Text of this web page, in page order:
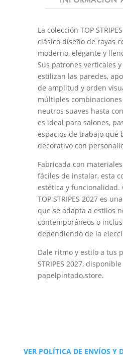
La colección TOP
clásico diseño de rayas
moderno, elegante y
Sus patrones verticales
estilizan las paredes,
de amplitud y orden
múltiples
neutros suaves hasta
es ideal para salones,
espacios de trabajo que
decorativo con
Fabricada con
fáciles de instalar, esta
estética y funcionalidad.
TOP STRIPES 2027 es
que se adapta a estilos
contemporáneos o
dependiendo de la
Dale ritmo y estilo a tus
STRIPES 2027,
papelpintado.store.
VER POLÍTICA DE ENVÍOS Y